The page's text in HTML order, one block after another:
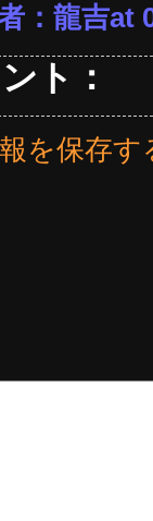
：龍吉at
ト：
を保存す